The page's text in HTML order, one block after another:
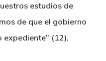
estudios de
de que el gobierno
(12).